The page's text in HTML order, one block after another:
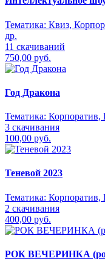
Тематика: Квиз,
др.
11 скачиваний
750,00 руб.
Год Дракона
Тематика: Корпоратив,
3 скачивания
100,00 руб.
Теневой 2023
Тематика: Корпоратив,
2 скачивания
400,00 руб.
РОК ВЕЧЕРИНКА